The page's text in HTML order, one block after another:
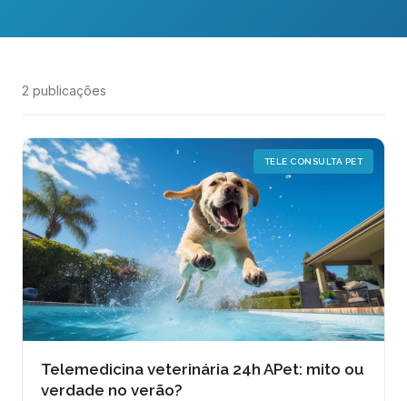
2 publicações
TELE CONSULTA PET
Telemedicina veterinária 24h APet: mito ou
verdade no verão?